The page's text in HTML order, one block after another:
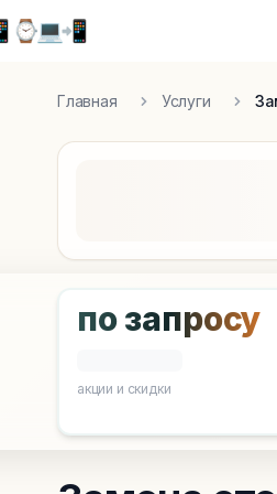
& Engineering Authority
⌚💻📲
Главная Услуги
по запросу
акции и скидки